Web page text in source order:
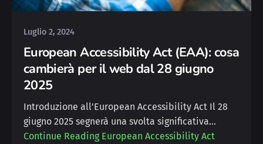
Luglio 2, 2024
European Accessibility Act (EAA): cosa
cambierà per il web dal 28 giugno
2025
Introduzione all'European Accessibility Act Il 28
giugno 2025 segnerà una svolta significativa…
Continue ReadingEuropean Accessibility Act